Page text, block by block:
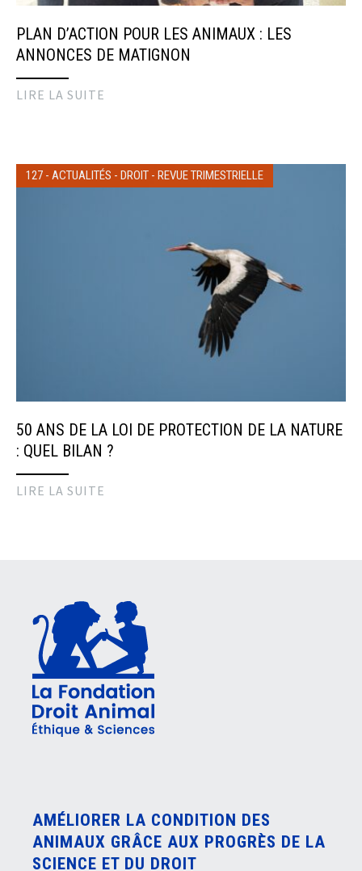
PLAN D’ACTION POUR LES ANIMAUX : LES
ANNONCES DE MATIGNON
LIRE LA SUITE
127 - ACTUALITÉS - DROIT - REVUE TRIMESTRIELLE
50 ANS DE LA LOI DE PROTECTION DE LA NATURE
: QUEL BILAN ?
LIRE LA SUITE
AMÉLIORER LA CONDITION DES
ANIMAUX GRÂCE AUX PROGRÈS DE LA
SCIENCE ET DU DROIT